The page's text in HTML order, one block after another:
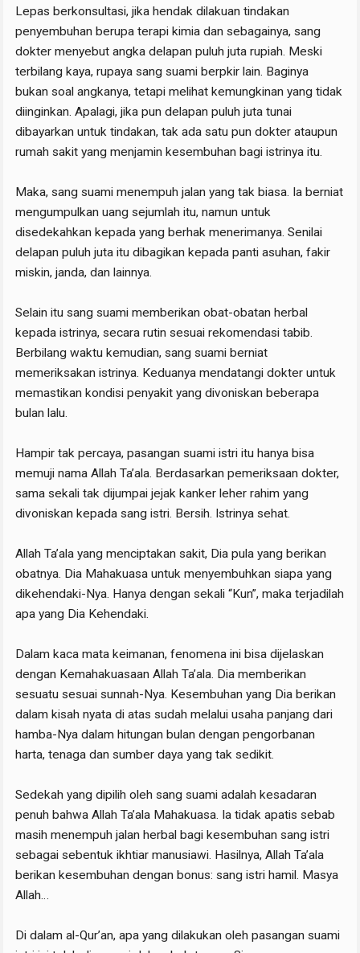
Lepas berkonsultasi, jika hendak dilakuan tindakan
penyembuhan berupa terapi kimia dan sebagainya, sang
dokter menyebut angka delapan puluh juta rupiah. Meski
terbilang kaya, rupaya sang suami berpkir lain. Baginya
bukan soal angkanya, tetapi melihat kemungkinan yang tidak
diinginkan. Apalagi, jika pun delapan puluh juta tunai
dibayarkan untuk tindakan, tak ada satu pun dokter ataupun
rumah sakit yang menjamin kesembuhan bagi istrinya itu.
Maka, sang suami menempuh jalan yang tak biasa. Ia berniat
mengumpulkan uang sejumlah itu, namun untuk
disedekahkan kepada yang berhak menerimanya. Senilai
delapan puluh juta itu dibagikan kepada panti asuhan, fakir
miskin, janda, dan lainnya.
Selain itu sang suami memberikan obat-obatan herbal
kepada istrinya, secara rutin sesuai rekomendasi tabib.
Berbilang waktu kemudian, sang suami berniat
memeriksakan istrinya. Keduanya mendatangi dokter untuk
memastikan kondisi penyakit yang divoniskan beberapa
bulan lalu.
Hampir tak percaya, pasangan suami istri itu hanya bisa
memuji nama Allah Ta’ala. Berdasarkan pemeriksaan dokter,
sama sekali tak dijumpai jejak kanker leher rahim yang
divoniskan kepada sang istri. Bersih. Istrinya sehat.
Allah Ta’ala yang menciptakan sakit, Dia pula yang berikan
obatnya. Dia Mahakuasa untuk menyembuhkan siapa yang
dikehendaki-Nya. Hanya dengan sekali “Kun”, maka terjadilah
apa yang Dia Kehendaki.
Dalam kaca mata keimanan, fenomena ini bisa dijelaskan
dengan Kemahakuasaan Allah Ta’ala. Dia memberikan
sesuatu sesuai sunnah-Nya. Kesembuhan yang Dia berikan
dalam kisah nyata di atas sudah melalui usaha panjang dari
hamba-Nya dalam hitungan bulan dengan pengorbanan
harta, tenaga dan sumber daya yang tak sedikit.
Sedekah yang dipilih oleh sang suami adalah kesadaran
penuh bahwa Allah Ta’ala Mahakuasa. Ia tidak apatis sebab
masih menempuh jalan herbal bagi kesembuhan sang istri
sebagai sebentuk ikhtiar manusiawi. Hasilnya, Allah Ta’ala
berikan kesembuhan dengan bonus: sang istri hamil. Masya
Allah…
Di dalam al-Qur’an, apa yang dilakukan oleh pasangan suami